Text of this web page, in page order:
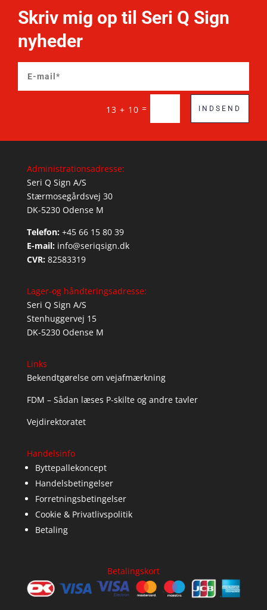
Skriv mig op til Seri Q Sign
nyheder
13 + 10 = INDSEND
Administrationsadresse:
Seri Q Sign A/S
Stærmosegårdsvej 30
DK-5230 Odense M
Telefon: +45 66 15 80 39
E-mail: info@seriqsign.dk
CVR: 82583319
Lager-og håndteringsadresse:
Seri Q Sign A/S
Stenhuggervej 15
DK-5230 Odense M
Links
Bekendtgørelse om vejafmærkning
FDM – Sådan læses P-skilte og andre tavler
Vejdirektoratet
Handelsinfo
Byttepallekoncept
Handelsbetingelser
Forretningsbetingelser
Cookie & Privatlivspolitik
Betaling
Betalingskort